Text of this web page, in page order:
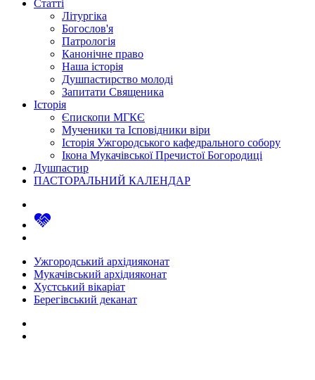
Статті
Літургіка
Богослов'я
Патрологія
Канонічне право
Наша історія
Душпастирство молоді
Запитати Священика
Історія
Єпископи МГКЄ
Мученики та Ісповідники віри
Історія Ужгородського кафедрального собору
Ікона Мукачівської Пречистої Богородиці
Душпастир
ПАСТОРАЛЬНИЙ КАЛЕНДАР
Ужгородський архідияконат
Мукачівський архідияконат
Хустський вікаріат
Берегівський деканат